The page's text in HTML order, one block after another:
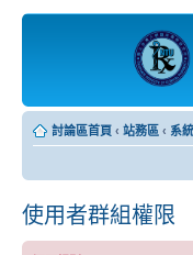
討論區首頁 ‹ 站務區 ‹ 系
使用者群組權限